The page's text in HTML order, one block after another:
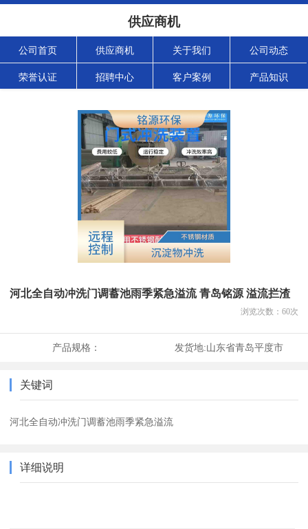
供应商机
公司首页 供应商机 关于我们 公司动态
荣誉认证 招聘中心 客户案例 产品知识
河北全自动冲洗门调蓄池雨季紧急溢流 青岛铭源 溢流拦渣
浏览次数： 60次
产品规格： 发货地:山东省青岛平度市
关键词
河北全自动冲洗门调蓄池雨季紧急溢流
详细说明